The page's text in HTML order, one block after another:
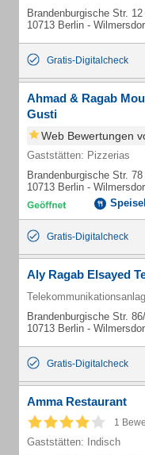
Brandenburgische Str. 12
10713 Berlin -
Gratis-Digitalcheck
Ahmad & Ragab
Gusti
Web Bewertungen
Gaststätten: Pizzerias
Brandenburgische Str. 78
10713 Berlin -
Gratis-Digitalcheck
Aly Ragab Elsayed
Brandenburgische Str.
10713 Berlin -
Gratis-Digitalcheck
Amma Restaurant
1
Gaststätten: Indisch